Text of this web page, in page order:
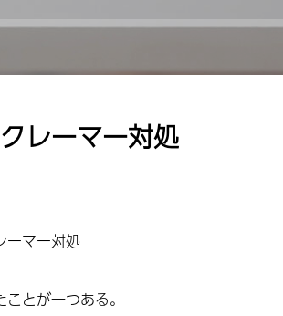
レーマー対処
ーマー対処
とが一つある。